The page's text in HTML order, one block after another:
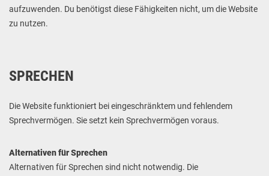
aufzuwenden. Du benötigst diese Fähigkeiten nicht, um die Website
zu nutzen.
SPRECHEN
Die Website funktioniert bei eingeschränktem und fehlendem
Sprechvermögen. Sie setzt kein Sprechvermögen voraus.
Alternativen für Sprechen
Alternativen für Sprechen sind nicht notwendig. Die